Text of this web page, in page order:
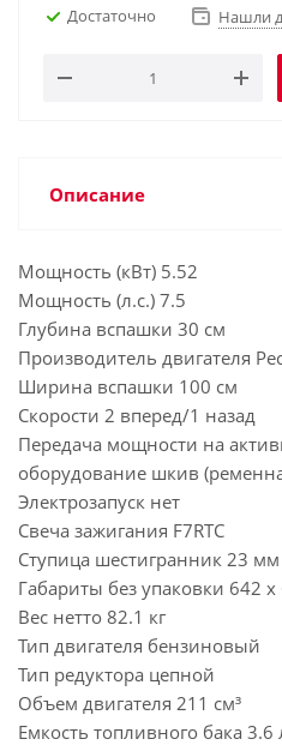
Достаточно Нашли
Описание
Мощность (кВт) 5.52
Мощность (л.с.) 7.5
Глубина вспашки 30 см
Производитель двигателя
Ширина вспашки 100 см
Скорости 2 вперед/1 назад
Передача мощности на
оборудование шкив
Электрозапуск нет
Свеча зажигания F7RTC
Ступица шестигранник 23 мм
Габариты без упаковки 642
Вес нетто 82.1 кг
Тип двигателя бензиновый
Тип редуктора цепной
Объем двигателя 211 см³
Емкость топливного бака 3.6